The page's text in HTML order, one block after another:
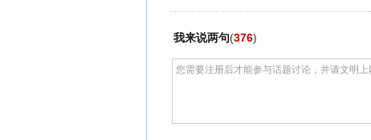
我来说两句(376)